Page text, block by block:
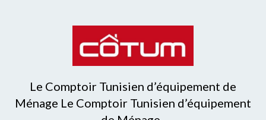
Le Comptoir Tunisien d’équipement de
Ménage Le Comptoir Tunisien d’équipement